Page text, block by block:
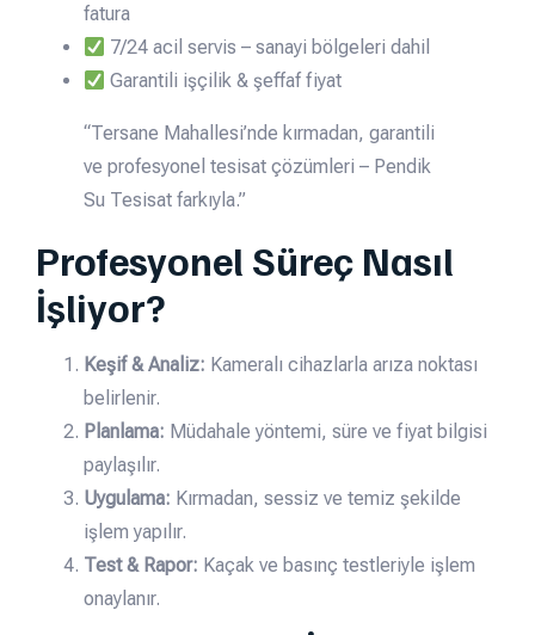
fatura
7/24 acil servis – sanayi bölgeleri dahil
Garantili işçilik & şeffaf fiyat
“Tersane Mahallesi’nde kırmadan, garantili
ve profesyonel tesisat çözümleri – Pendik
Su Tesisat farkıyla.”
Profesyonel Süreç Nasıl
İşliyor?
Keşif & Analiz: Kameralı cihazlarla arıza noktası
belirlenir.
Planlama: Müdahale yöntemi, süre ve fiyat bilgisi
paylaşılır.
Uygulama: Kırmadan, sessiz ve temiz şekilde
işlem yapılır.
Test & Rapor: Kaçak ve basınç testleriyle işlem
onaylanır.